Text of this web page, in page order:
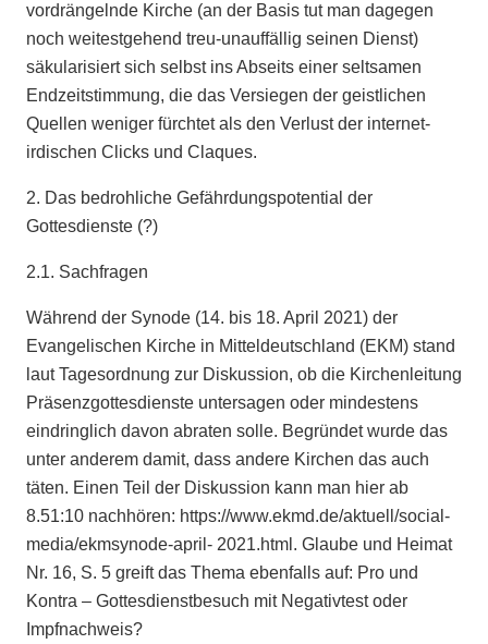
vordrängelnde Kirche (an der Basis tut man dagegen
noch weitestgehend treu-unauffällig seinen Dienst)
säkularisiert sich selbst ins Abseits einer seltsamen
Endzeitstimmung, die das Versiegen der geistlichen
Quellen weniger fürchtet als den Verlust der internet-
irdischen Clicks und Claques.
2. Das bedrohliche Gefährdungspotential der
Gottesdienste (?)
2.1. Sachfragen
Während der Synode (14. bis 18. April 2021) der
Evangelischen Kirche in Mitteldeutschland (EKM) stand
laut Tagesordnung zur Diskussion, ob die Kirchenleitung
Präsenzgottesdienste untersagen oder mindestens
eindringlich davon abraten solle. Begründet wurde das
unter anderem damit, dass andere Kirchen das auch
täten. Einen Teil der Diskussion kann man hier ab
8.51:10 nachhören: https://www.ekmd.de/aktuell/social-
media/ekmsynode-april- 2021.html. Glaube und Heimat
Nr. 16, S. 5 greift das Thema ebenfalls auf: Pro und
Kontra – Gottesdienstbesuch mit Negativtest oder
Impfnachweis?